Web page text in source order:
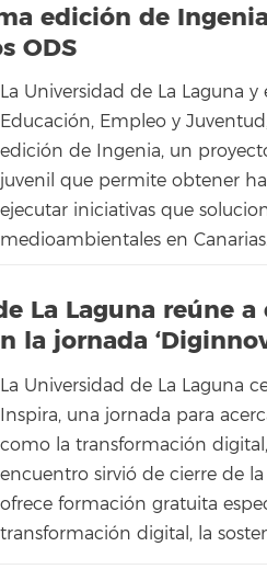
edición de
ODS
La Universidad de La Laguna
Educación, Empleo y
edición de Ingenia, un
juvenil que permite obtener
ejecutar iniciativas que
medioambientales en Canarias.
La Laguna reúne
la jornada
La Universidad de La Laguna
Inspira, una jornada para
como la transformación
encuentro sirvió de cierre de
ofrece formación gratuita
transformación digital, la